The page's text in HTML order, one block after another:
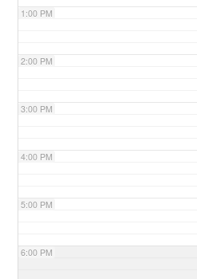
1:00 PM
2:00 PM
3:00 PM
4:00 PM
5:00 PM
6:00 PM